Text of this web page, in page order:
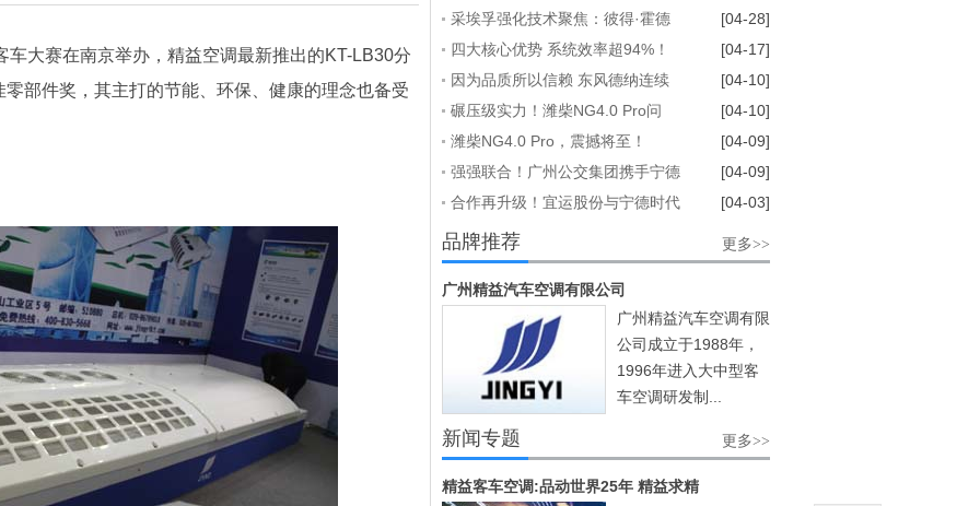
大赛在南京举办，精益空调最新推出的KT-LB30分
部件奖，其主打的节能、环保、健康的理念也备受
Togg达成磐石底盘量产合作
采埃孚强化技术聚焦：彼得·霍德
曼博士兼任首席技术官
[04-28]
四大核心优势 系统效率超94%！
东风德纳 “劲擎王” 电驱桥首发
[04-17]
因为品质所以信赖 东风德纳连续
第十年获评中车电动“优秀供应商”
[04-10]
碾压级实力！潍柴NG4.0 Pro问
世，200万公里寿命+5年质保太疯
狂
[04-10]
潍柴NG4.0 Pro，震撼将至！
[04-09]
强强联合！广州公交集团携手宁德
时代，共筑绿色智慧交通新生态
[04-09]
合作再升级！宜运股份与宁德时代
签约 打造V2G双向充放新样板
[04-03]
品牌推荐 更多>>
广州精益汽车空调有限公司
广州精益汽车空调有限
公司成立于1988年，
1996年进入大中型客
车空调研发制...
新闻专题 更多>>
精益客车空调:品动世界25年 精益求精